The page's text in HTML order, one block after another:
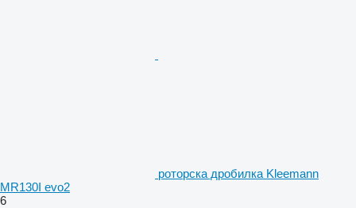
роторска дробилка Kleemann
MR130I evo2
6